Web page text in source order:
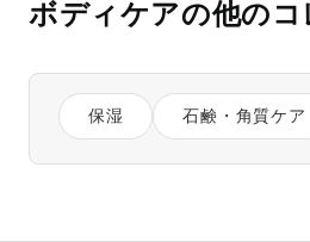
ボディケアの他の
保湿 石鹸・角質ケア